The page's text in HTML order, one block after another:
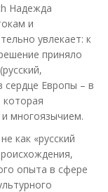
Надежда
и
увлекает: к
приняло
сердце Европы – в
многоязычием.
как «русский
опыта в сфере